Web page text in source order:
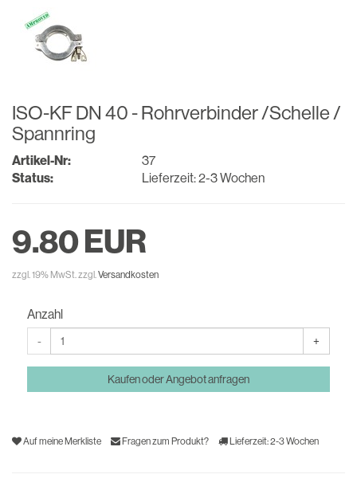
ISO-KF DN 40 - Rohrverbinder /Schelle /
Spannring
Artikel-Nr:
37
Status:
Lieferzeit: 2-3 Wochen
9.80EUR
zzgl. 19% MwSt. zzgl. Versandkosten
Anzahl
- +
Kaufen oder Angebot anfragen
Auf meine Merkliste Fragen zum Produkt? Lieferzeit: 2-3 Wochen